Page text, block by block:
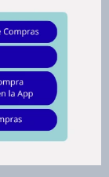
gracias a un
de condensación
infinita de